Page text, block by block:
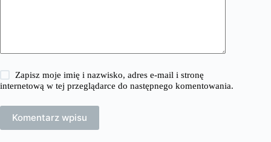
Zapisz moje imię i nazwisko, adres e-mail i stronę
internetową w tej przeglądarce do następnego komentowania.
Komentarz wpisu